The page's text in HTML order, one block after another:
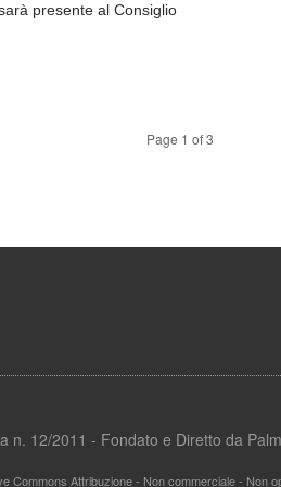
presente al Consiglio
Page 1 of 3
n. 12/2011 - Fondato e Diretto da
Attribuzione - Non commerciale - Non